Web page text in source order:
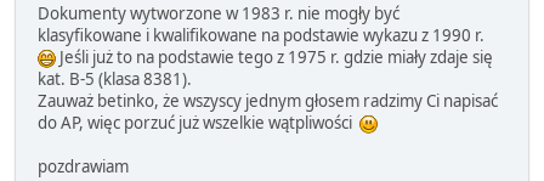
Dokumenty wytworzone w 1983 r. nie mogły być
klasyfikowane i kwalifikowane na podstawie wykazu z 1990 r.
Jeśli już to na podstawie tego z 1975 r. gdzie miały zdaje się
kat. B-5 (klasa 8381).
Zauważ betinko, że wszyscy jednym głosem radzimy Ci napisać
do AP, więc porzuć już wszelkie wątpliwości
pozdrawiam